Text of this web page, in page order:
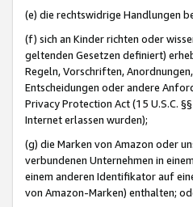
(e) die rechtswidrige Handlungen
(f) sich an Kinder richten oder
geltenden Gesetzen definiert)
Regeln, Vorschriften,
Entscheidungen oder andere
Privacy Protection Act (15 U.S.C.
Internet erlassen wurden);
(g) die Marken von Amazon oder
verbundenen Unternehmen in
einem anderen Identifikator auf
von Amazon-Marken) enthalten;